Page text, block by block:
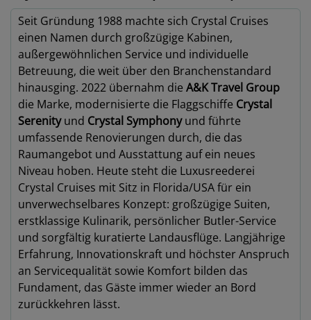
Seit Gründung 1988 machte sich Crystal Cruises
einen Namen durch großzügige Kabinen,
außergewöhnlichen Service und individuelle
Betreuung, die weit über den Branchenstandard
hinausging. 2022 übernahm die A&K Travel Group
die Marke, modernisierte die Flaggschiffe Crystal
Serenityund Crystal Symphonyund führte
umfassende Renovierungen durch, die das
Raumangebot und Ausstattung auf ein neues
Niveau hoben. Heute steht die Luxusreederei
Crystal Cruises mit Sitz in Florida/USA für ein
unverwechselbares Konzept: großzügige Suiten,
erstklassige Kulinarik, persönlicher Butler-Service
und sorgfältig kuratierte Landausflüge. Langjährige
Erfahrung, Innovationskraft und höchster Anspruch
an Servicequalität sowie Komfort bilden das
Fundament, das Gäste immer wieder an Bord
zurückkehren lässt.